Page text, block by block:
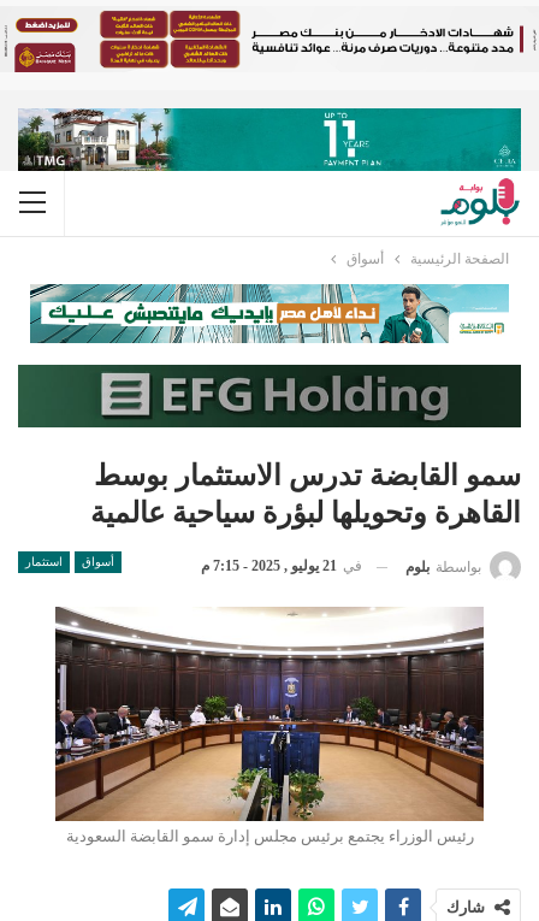
الصفحة الرئيسية أسواق
سمو القابضة تدرس الاستثمار بوسط
القاهرة وتحويلها لبؤرة سياحية عالمية
أسواق استثمار بواسطة بلوم في 21 يوليو , 2025 - 7:15 م
رئيس الوزراء يجتمع برئيس مجلس إدارة سمو القابضة السعودية
شارك